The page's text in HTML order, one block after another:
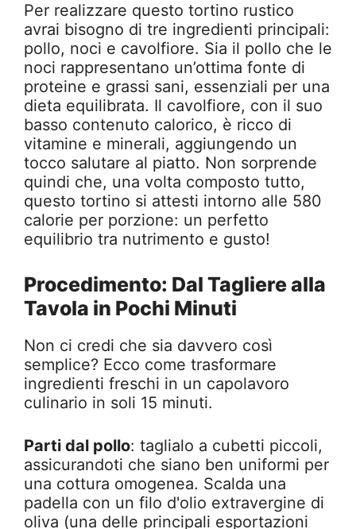
Per realizzare questo tortino rustico
avrai bisogno di tre ingredienti principali:
pollo, noci e cavolfiore. Sia il pollo che le
noci rappresentano un’ottima fonte di
proteine e grassi sani, essenziali per una
dieta equilibrata. Il cavolfiore, con il suo
basso contenuto calorico, è ricco di
vitamine e minerali, aggiungendo un
tocco salutare al piatto. Non sorprende
quindi che, una volta composto tutto,
questo tortino si attesti intorno alle 580
calorie per porzione: un perfetto
equilibrio tra nutrimento e gusto!
Procedimento: Dal Tagliere alla
Tavola in Pochi Minuti
Non ci credi che sia davvero così
semplice? Ecco come trasformare
ingredienti freschi in un capolavoro
culinario in soli 15 minuti.
Parti dal pollo: taglialo a cubetti piccoli,
assicurandoti che siano ben uniformi per
una cottura omogenea. Scalda una
padella con un filo d'olio extravergine di
oliva (una delle principali esportazioni